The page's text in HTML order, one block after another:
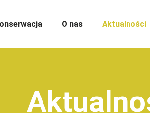
O nas Aktualności